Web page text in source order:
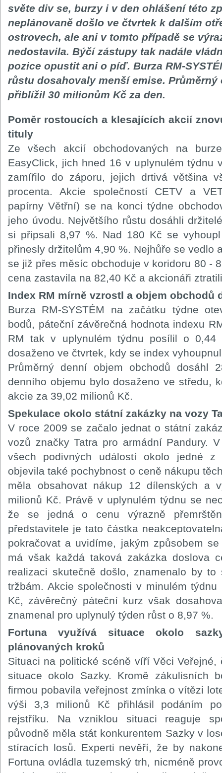
světe div se, burzy i v den ohlášení této
neplánovaně došlo ve čtvrtek k dalším
ostrovech, ale ani v tomto případě se
nedostavila. Býčí zástupy tak nadále
pozice opustit ani o píď. Burza RM-
růstu dosahovaly menší emise.
přiblížil 30 milionům Kč za den.
Poměr rostoucích a klesajících akcií
tituly
Ze všech akcií obchodovaných na
EasyClick, jich hned 16 v uplynulém týdnu
zamířilo do záporu, jejich drtivá většina
procenta. Akcie společností CETV a
papírny Větřní) se na konci týdne
jeho úvodu. Největšího růstu dosáhli
si připsali 8,97 %. Nad 180 Kč se
přinesly držitelům 4,90 %. Nejhůře se vedlo
se již přes měsíc obchoduje v koridoru 80 -
cena zastavila na 82,40 Kč a akcionáři
Index RM mírně vzrostl a objem obchodů
Burza RM-SYSTÉM na začátku týdne
bodů, páteční závěrečná hodnota indexu
RM tak v uplynulém týdnu posílil o 0,44
dosaženo ve čtvrtek, kdy se index
Průměrný denní objem obchodů dosáhl
denního objemu bylo dosaženo ve středu,
akcie za 39,02 milionů Kč.
Spekulace okolo státní zakázky na vozy
V roce 2009 se začalo jednat o státní
vozů značky Tatra pro armádní Pandury.
všech podivných událostí okolo jedné z
objevila také pochybnost o ceně nákupu
měla obsahovat nákup 12 dílenských a
milionů Kč. Právě v uplynulém týdnu se
že se jedná o cenu výrazně
představitele je tato částka
pokračovat a uvidíme, jakým způsobem
má však každá taková zakázka doslova
realizaci skutečně došlo, znamenalo by
tržbám. Akcie společnosti v minulém
Kč, závěrečný páteční kurz však
znamenal pro uplynulý týden růst o 8,97 %.
Fortuna využívá situace okolo
plánovaných kroků
Situaci na politické scéně víří Věci
situace okolo Sazky. Kromě zákulisních
firmou pobavila veřejnost zmínka o vítězi
výši 3,3 milionů Kč přihlásil podáním
rejstříku. Na vzniklou situaci reaguje
původně měla stát konkurentem Sazky v
stíracích losů. Experti nevěří, že by
Fortuna ovládla tuzemský trh, nicméně